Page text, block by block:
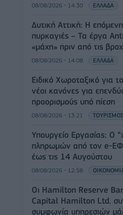
08/08/2026 - 14:30 ΕΛΛΑΔΑ
Δυτική Αττική: Η
πυρκαγιές – Τα έργα
«μάχη» πριν από τις
08/08/2026 - 14:08 ΕΛΛΑΔΑ
Ειδικό Χωροταξικό για
νέοι κανόνες για
προορισμούς υπό πίεση
08/08/2026 - 13:21 ΤΟΥΡΙΣΜΟΣ
Υπουργείο Εργασίας: Ο
πληρωμών από τον e-
έως τις 14 Αυγούστου
08/08/2026 - 12:58
Οι Hamilton Reserve
Capital Hamilton Ltd.
συμφωνία υπηρεσιών